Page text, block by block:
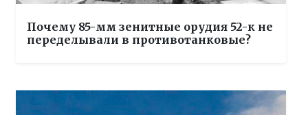
Почему 85-мм зенитные орудия 52-к не
переделывали в противотанковые?